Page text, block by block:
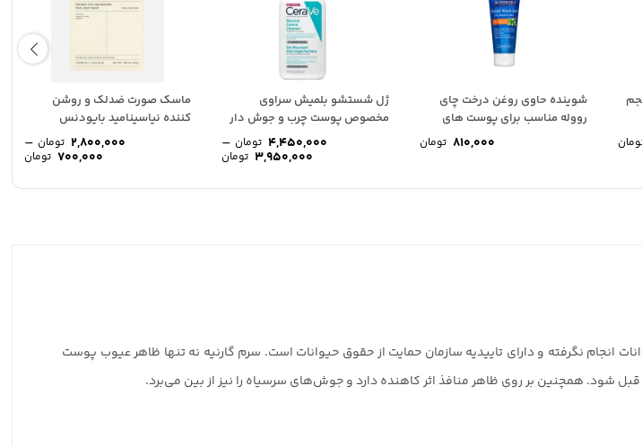
0.5% حجم
شوینده حاوی روغن درخت چای
رووله مناسب برای پوست های
810,000 تومان
ژل شستشو بلمیش سراوی
مخصوص پوست چرب و جوش دار
4,450,000 تومان –
3,950,000 تومانPrice
3,950,000 تومان
ماسك صورت ضدلك و روشن
كننده نياسيناميد بایودنس
2,800,000 تومان –
700,000 تومان
انجام نگرفته و دارای تاییدیه سازمان حمایت از حقوق حیوانات است. سرم گارنیه نه تنها ظاهر عیوب پوست
شود. همچنین بر روی ظاهر منافذ اثر کاهنده دارد و جوش‌های سرسیاه را نیز از بین می‌برد.